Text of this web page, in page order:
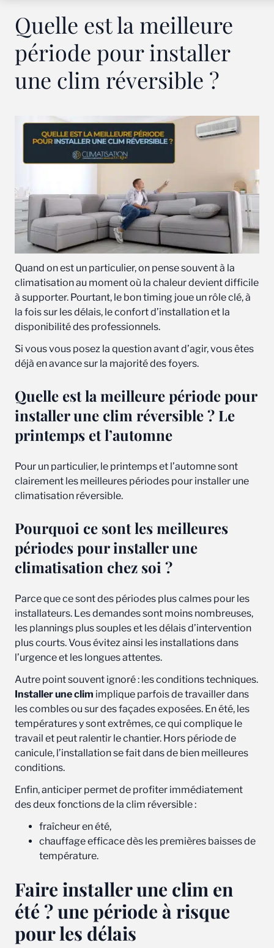
Quelle est la meilleure
période pour installer
une clim réversible ?
Quand on est un particulier, on pense souvent à la
climatisation au moment où la chaleur devient difficile
à supporter. Pourtant, le bon timing joue un rôle clé, à
la fois sur les délais, le confort d’installation et la
disponibilité des professionnels.
Si vous vous posez la question avant d’agir, vous êtes
déjà en avance sur la majorité des foyers.
Quelle est la meilleure période pour
installer une clim réversible ? Le
printemps et l’automne
Pour un particulier, le printemps et l’automne sont
clairement les meilleures périodes pour installer une
climatisation réversible.
Pourquoi ce sont les meilleures
périodes pour installer une
climatisation chez soi ?
Parce que ce sont des périodes plus calmes pour les
installateurs. Les demandes sont moins nombreuses,
les plannings plus souples et les délais d’intervention
plus courts. Vous évitez ainsi les installations dans
l’urgence et les longues attentes.
Autre point souvent ignoré : les conditions techniques.
Installer une clim implique parfois de travailler dans
les combles ou sur des façades exposées. En été, les
températures y sont extrêmes, ce qui complique le
travail et peut ralentir le chantier. Hors période de
canicule, l’installation se fait dans de bien meilleures
conditions.
Enfin, anticiper permet de profiter immédiatement
des deux fonctions de la clim réversible :
fraîcheur en été,
chauffage efficace dès les premières baisses de
température.
Faire installer une clim en
été ? une période à risque
pour les délais